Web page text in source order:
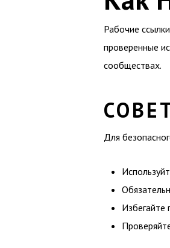
Рабочие
проверенные
сообществах.
Для
Избегайте